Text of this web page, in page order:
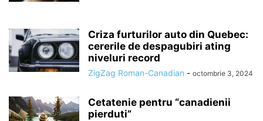
Criza furturilor auto din Quebec:
cererile de despagubiri ating
niveluri record
ZigZag Roman-Canadian - octombrie 3, 2024
Cetatenie pentru “canadienii
pierduti”